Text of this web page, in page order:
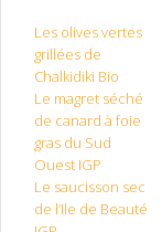
Les olives vertes
grillées de
Chalkidiki Bio
Le magret séché
de canard à foie
gras du Sud
Ouest IGP
Le saucisson sec
de l’Ile de Beauté